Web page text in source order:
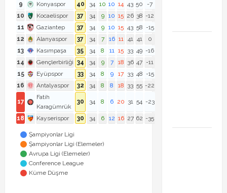
9 Konyaspor 40 34 10 10 14 43 50
-7
10
Kocaelispor 37 34 9 10 15 26 38 -12
11
Gaziantep 37 34 9 10 15 43 58 -15
12
Alanyaspor 37 34 7 16 11 41 41
0
13
Kasımpaşa 35 34 8 11 15 33 49 -16
14
Gençlerbirliği 34 34 9 7 18 36 47 -11
15
Eyüpspor 33 34 8 9 17 33 48 -15
16
Antalyaspor 32 34 8 8 18 33 55 -22
17
Fatih
Karagümrük
30 34 8 6 20 31 54 -23
18 Kayserispor 30 34 6 12 16 27 62 -35
Şampiyonlar Ligi
Şampiyonlar Ligi (Elemeler)
Avrupa Ligi (Elemeler)
Conference League
Küme Düşme